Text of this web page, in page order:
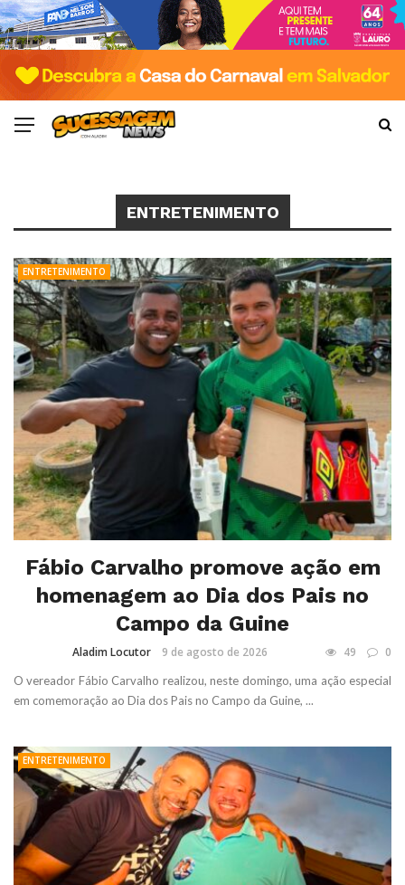
ENTRETENIMENTO
ENTRETENIMENTO
Fábio Carvalho promove ação em
homenagem ao Dia dos Pais no
Campo da Guine
Aladim Locutor 9 de agosto de 2026 49 0
O vereador Fábio Carvalho realizou, neste domingo, uma ação especial
em comemoração ao Dia dos Pais no Campo da Guine, ...
ENTRETENIMENTO